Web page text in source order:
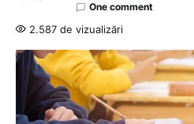
One comment
2.587 de vizualizări